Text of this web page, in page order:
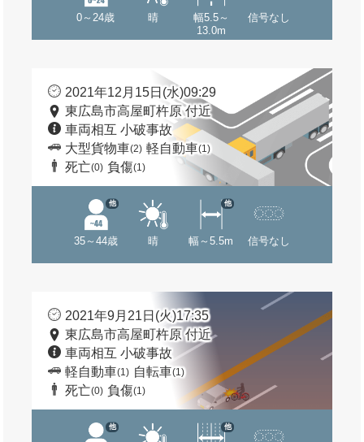
0～24歳 晴
幅5.5～
13.0m
信号なし
2021年12月15日(水)09:29
東広島市高屋町杵原 付近
車両相互 小破事故
大型貨物車(2) 軽自動車(1)
死亡(0) 負傷(1)
35～44歳
他
晴 幅～5.5m
他
信号なし
2021年9月21日(火)17:35
東広島市高屋町杵原 付近
車両相互 小破事故
軽自動車(1) 自転車(1)
死亡(0) 負傷(1)
他 他